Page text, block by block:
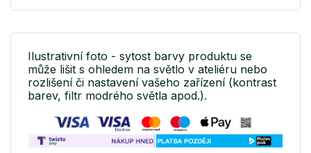
Ilustrativní foto - sytost barvy produktu se
může lišit s ohledem na světlo v ateliéru nebo
rozlišení či nastavení vašeho zařízení (kontrast
barev, filtr modrého světla apod.).